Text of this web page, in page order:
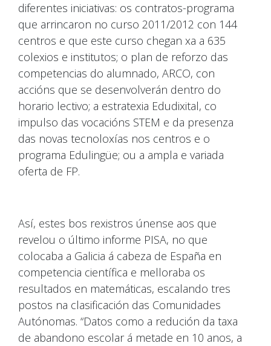
diferentes iniciativas: os contratos-programa
que arrincaron no curso 2011/2012 con 144
centros e que este curso chegan xa a 635
colexios e institutos; o plan de reforzo das
competencias do alumnado, ARCO, con
accións que se desenvolverán dentro do
horario lectivo; a estratexia Edudixital, co
impulso das vocacións STEM e da presenza
das novas tecnoloxías nos centros e o
programa Edulingüe; ou a ampla e variada
oferta de FP.
Así, estes bos rexistros únense aos que
revelou o último informe PISA, no que
colocaba a Galicia á cabeza de España en
competencia científica e melloraba os
resultados en matemáticas, escalando tres
postos na clasificación das Comunidades
Autónomas. “Datos como a redución da taxa
de abandono escolar á metade en 10 anos, a